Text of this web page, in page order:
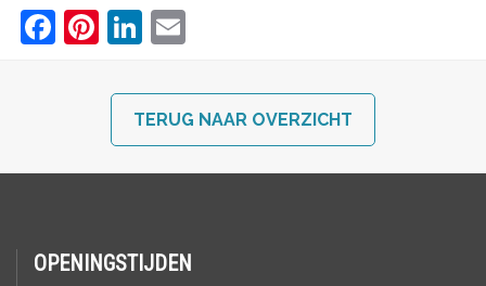
Facebook
Pinterest
LinkedIn
TERUG NAAR OVERZICHT
OPENINGSTIJDEN